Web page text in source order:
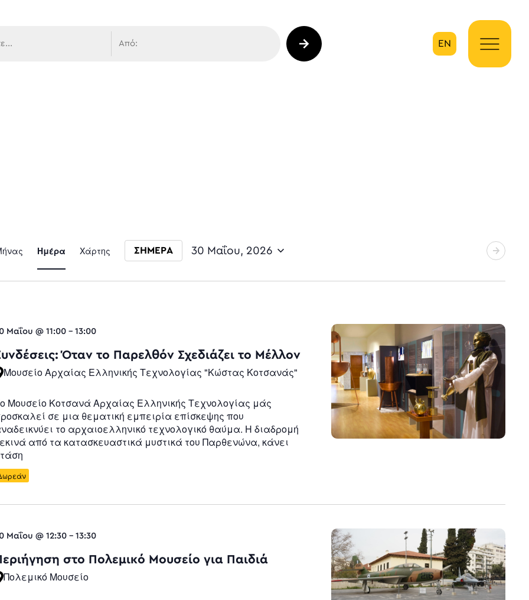
EN
Event
Navigation
Ημέρα Χάρτης ΣΗΜΕΡΑ 30 Μαΐου, 2026
Μαΐου @ 11:00 -13:00
Όταν το Παρελθόν Σχεδιάζει το Μέλλον
Μουσείο Αρχαίας Ελληνικής Τεχνολογίας "Κώστας Κοτσανάς"
Μουσείο Κοτσανά Αρχαίας Ελληνικής Τεχνολογίας μάς
σε μια θεματική εμπειρία επίσκεψης που
το αρχαιοελληνικό τεχνολογικό θαύμα. Η διαδρομή
από τα κατασκευαστικά μυστικά του Παρθενώνα, κάνει
Μαΐου @ 12:30 -13:30
στο Πολεμικό Μουσείο για Παιδιά
Πολεμικό Μουσείο